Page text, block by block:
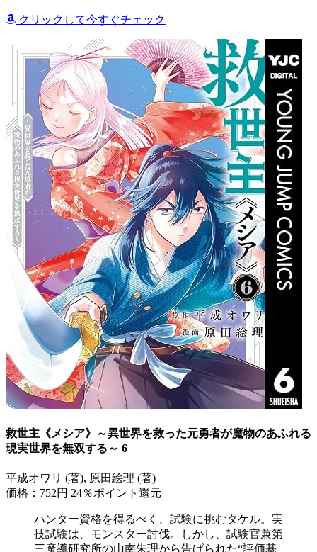
クリックして今すぐチェック
救世主《メシア》～異世界を救った元勇者が魔物のあふれる
現実世界を無双する～ 6
平成オワリ (著), 原田絵理 (著)
価格：752円 24％ポイント還元
ハンター資格を得るべく、試験に挑むタケル。実
技試験は、モンスター討伐。しかし、試験官兼第
三魔導研究所の山南朱理から告げられた“評価基